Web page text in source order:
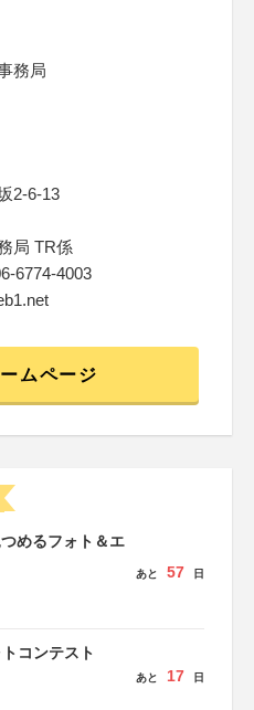
務局
2-6-13
局 TR係
6774-4003
ムページ
めるフォト＆エ
あと 57 日
コンテスト
あと 17 日